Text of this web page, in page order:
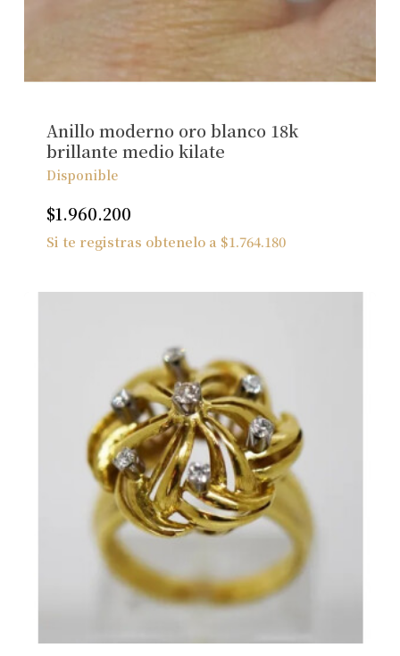
No hay productos en el carrito.
Ver Joyas
Anillo moderno oro blanco 18k
brillante medio kilate
Disponible
$1.960.200
Si te registras obtenelo a $1.764.180